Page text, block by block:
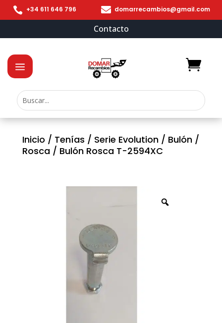
 +34 611 646 796  domarrecambios@gmail.com
Contacto
Inicio / Tenías / Serie Evolution/ Bulón/
Rosca/ Bulón Rosca T-2594XC